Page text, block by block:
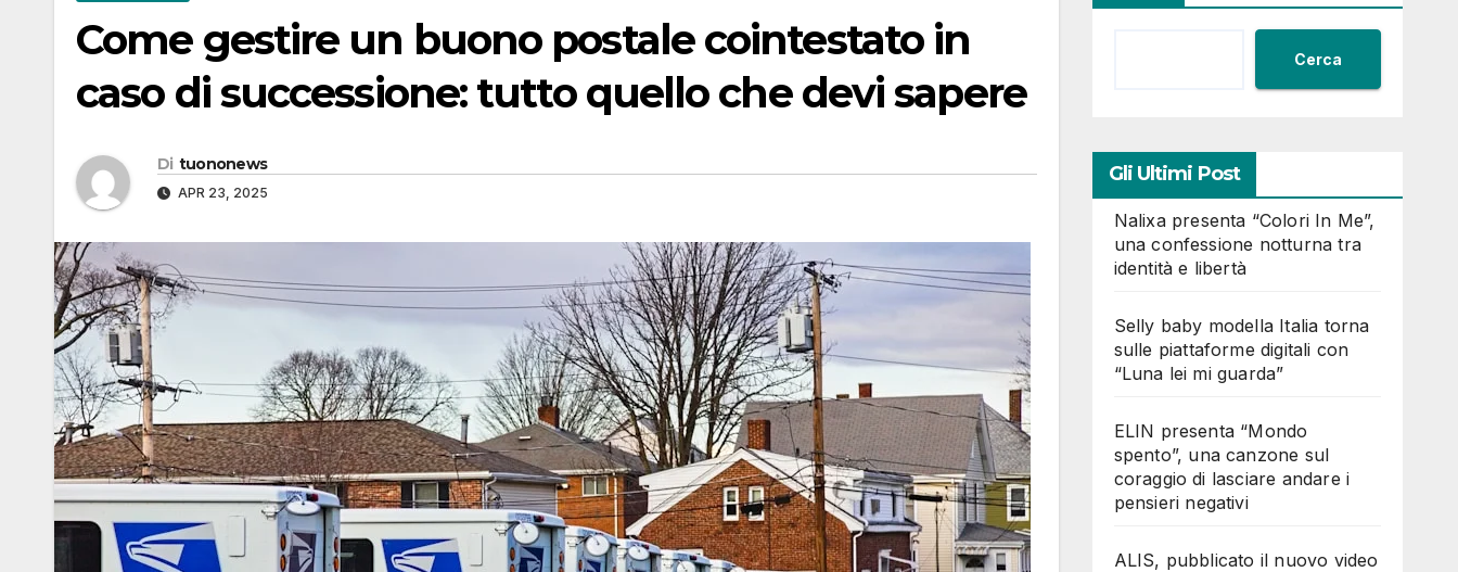
Come gestire un buono postale cointestato in
caso di successione: tutto quello che devi sapere
Di tuononews
APR 23, 2025
Cerca
Gli Ultimi Post
Nalixa presenta “Colori In Me”,
una confessione notturna tra
identità e libertà
Selly baby modella Italia torna
sulle piattaforme digitali con
“Luna lei mi guarda”
ELIN presenta “Mondo
spento”, una canzone sul
coraggio di lasciare andare i
pensieri negativi
ALIS, pubblicato il nuovo video